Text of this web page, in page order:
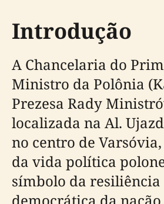
Introdução
A Chancelaria do
Ministro da Polônia
Prezesa Rady
localizada na Al.
no centro de
da vida política
símbolo da resiliência